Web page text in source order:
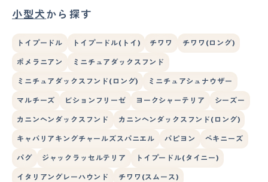
小型犬から探す
トイプードル トイプードル(トイ) チワワ チワワ(ロング)
ポメラニアン ミニチュアダックスフンド
ミニチュアダックスフンド(ロング) ミニチュアシュナウザー
マルチーズ ビションフリーゼ ヨークシャーテリア シーズー
カニンヘンダックスフンド カニンヘンダックスフンド(ロング)
キャバリアキングチャールズスパニエル パピヨン ペキニーズ
パグ ジャックラッセルテリア トイプードル(タイニー)
イタリアングレーハウンド チワワ(スムース)